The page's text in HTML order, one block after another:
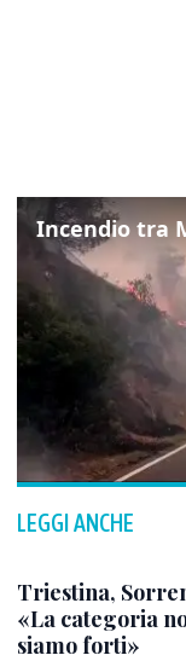
LEGGI ANCHE
Triestina,
«La categoria
siamo forti»